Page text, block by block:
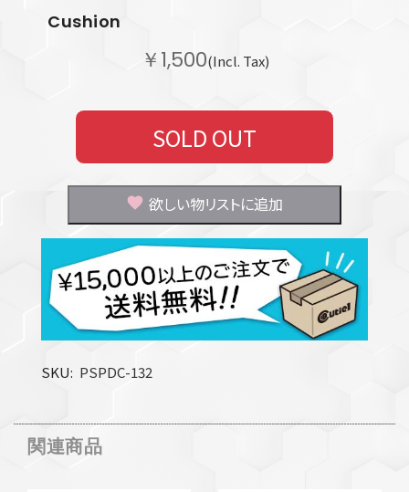
Cushion
￥1,500(Incl. Tax)
SOLD OUT
欲しい物リストに追加
SKU PSPDC-132
関連商品